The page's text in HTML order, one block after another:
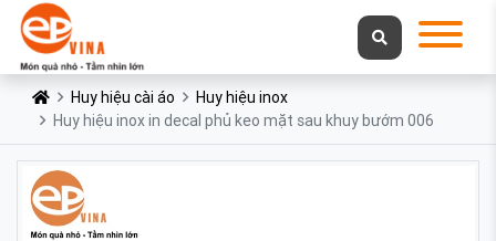
Huy hiệu cài áo
Huy hiệu inox
Huy hiệu inox in decal phủ keo mặt sau khuy bướm 006